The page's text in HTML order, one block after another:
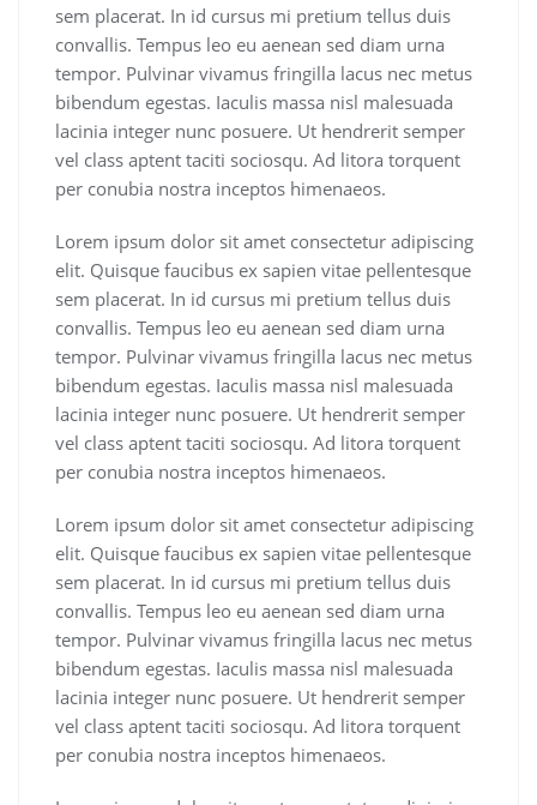
sem placerat. In id cursus mi pretium tellus duis
convallis. Tempus leo eu aenean sed diam urna
tempor. Pulvinar vivamus fringilla lacus nec metus
bibendum egestas. Iaculis massa nisl malesuada
lacinia integer nunc posuere. Ut hendrerit semper
vel class aptent taciti sociosqu. Ad litora torquent
per conubia nostra inceptos himenaeos.
Lorem ipsum dolor sit amet consectetur adipiscing
elit. Quisque faucibus ex sapien vitae pellentesque
sem placerat. In id cursus mi pretium tellus duis
convallis. Tempus leo eu aenean sed diam urna
tempor. Pulvinar vivamus fringilla lacus nec metus
bibendum egestas. Iaculis massa nisl malesuada
lacinia integer nunc posuere. Ut hendrerit semper
vel class aptent taciti sociosqu. Ad litora torquent
per conubia nostra inceptos himenaeos.
Lorem ipsum dolor sit amet consectetur adipiscing
elit. Quisque faucibus ex sapien vitae pellentesque
sem placerat. In id cursus mi pretium tellus duis
convallis. Tempus leo eu aenean sed diam urna
tempor. Pulvinar vivamus fringilla lacus nec metus
bibendum egestas. Iaculis massa nisl malesuada
lacinia integer nunc posuere. Ut hendrerit semper
vel class aptent taciti sociosqu. Ad litora torquent
per conubia nostra inceptos himenaeos.